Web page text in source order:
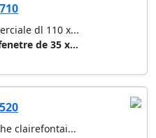
dl 110 x...
de 35 x...
clairefontai...